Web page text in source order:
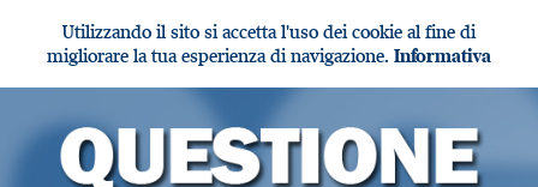
Utilizzando il sito si accetta l'uso dei cookie al fine di
migliorare la tua esperienza di navigazione. Informativa